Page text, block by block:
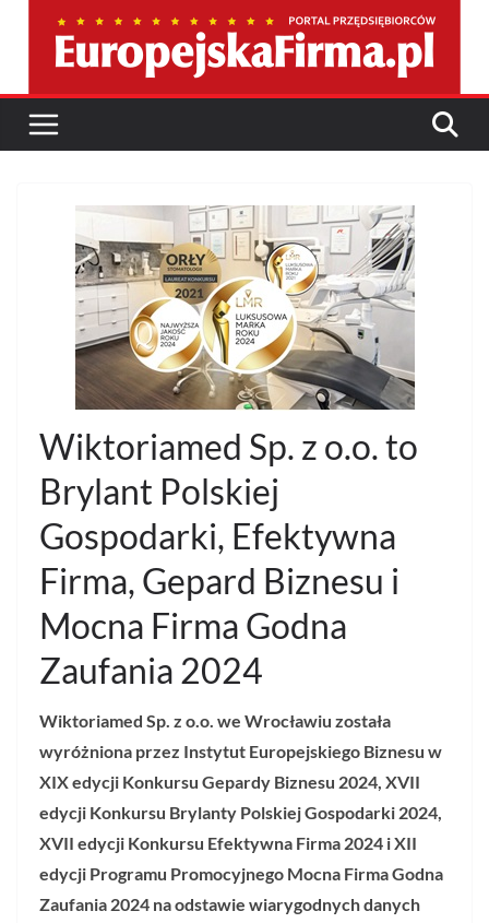
Wiktoriamed Sp. z o.o. to
Brylant Polskiej
Gospodarki, Efektywna
Firma, Gepard Biznesu i
Mocna Firma Godna
Zaufania 2024
Wiktoriamed Sp. z o.o. we Wrocławiu została
wyróżniona przez Instytut Europejskiego Biznesu w
XIX edycji Konkursu Gepardy Biznesu 2024, XVII
edycji Konkursu Brylanty Polskiej Gospodarki 2024,
XVII edycji Konkursu Efektywna Firma 2024 i XII
edycji Programu Promocyjnego Mocna Firma Godna
Zaufania 2024 na odstawie wiarygodnych danych